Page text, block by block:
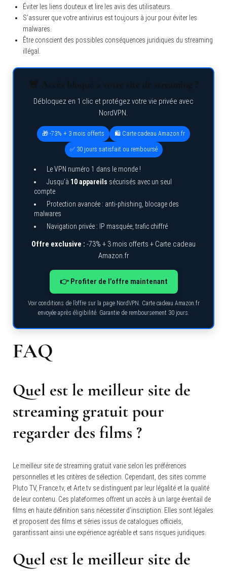
Éviter les liens douteux et lire les avis des utilisateurs.
S’assurer que votre antivirus est toujours à jour pour éviter les
malwares.
Être conscient des possibles conséquences juridiques du streaming
illégal.
🚨 Accès bloqué à votre site de streaming ?
Débloquez en 1 clic et protégez votre vie privée avec
NordVPN.
🎁 -73% + 3 mois offerts 🛍️ Carte cadeau Amazon.fr
✅ 30 jours satisfait ou remboursé
Le VPN numéro 1 dans le monde !
Jusqu’à 10 appareils sécurisés avec un seul
compte
Protection avancée : anti-phishing, blocage des
malwares
Navigation privée : IP masquée, trafic chiffré
Offre exclusive : -73% + 3 mois offerts + Carte cadeau
Amazon.fr
👉 Profiter de l’offre maintenant
Voir conditions de l’offre sur la page NordVPN. Carte cadeau Amazon.fr
envoyée après éligibilité. Garantie de remboursement 30 jours.
FAQ
Quel est le meilleur site de
streaming gratuit pour
regarder des films ?
Le meilleur site de streaming gratuit varie selon les préférences
personnelles et les critères de sélection. Cependant, des sites comme
Pluto TV, France.tv, et Arte.tv se distinguent par leur légalité et la qualité
de leur contenu. Ces plateformes offrent un accès à un large éventail de
films en haute définition sans nécessiter d’inscription. Elles sont légales
et proposent des films et séries issus de catalogues officiels,
garantissant ainsi une expérience agréable et sans risques juridiques.
Quel est le meilleur site de